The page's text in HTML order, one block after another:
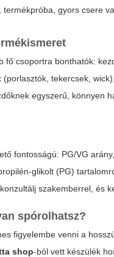
termékpróba, gyors csere
fő csoportra bonthatók:
tekercsek,
egyszerű, könnyen
fontosságú: PG/VG
glikolt (PG)
szakemberrel, és
spórolhatsz?
figyelembe venni a
shop-ból vett készülék